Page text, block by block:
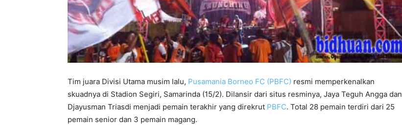
Tim juara Divisi Utama musim lalu, Pusamania Borneo FC (PBFC) resmi memperkenalkan
skuadnya di Stadion Segiri, Samarinda (15/2). Dilansir dari situs resminya, Jaya Teguh Angga dan
Djayusman Triasdi menjadi pemain terakhir yang direkrut PBFC. Total 28 pemain terdiri dari 25
pemain senior dan 3 pemain magang.